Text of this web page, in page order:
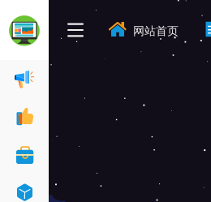
网站首页